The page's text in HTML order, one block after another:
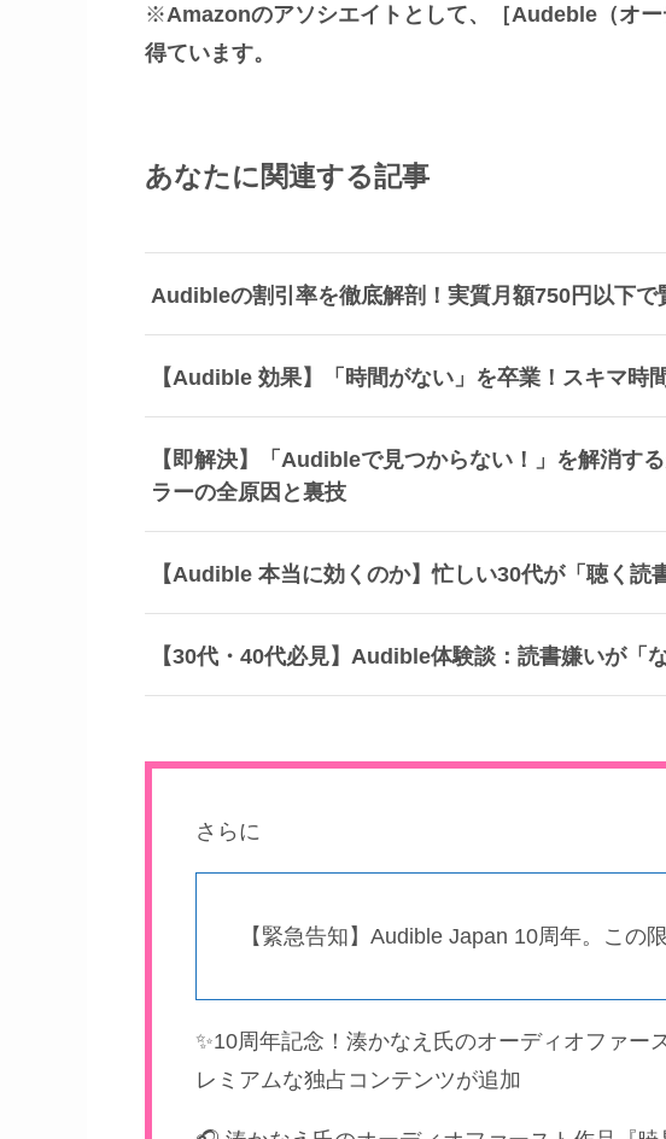
※Amazonのアソシエイトとして、［Audeble（オ
得ています。
あなたに関連する記事
Audibleの割引率を徹底解剖！実質月額750円以下で
【Audible 効果】「時間がない」を卒業！スキマ時
【即解決】「Audibleで見つからない！」を解消す
ラーの全原因と裏技
【Audible 本当に効くのか】忙しい30代が「聴く読
【30代・40代必見】Audible体験談：読書嫌いが「
さらに
【緊急告知】Audible Japan 10周年。この
✨10周年記念！湊かなえ氏のオーディオファー
レミアムな独占コンテンツが追加